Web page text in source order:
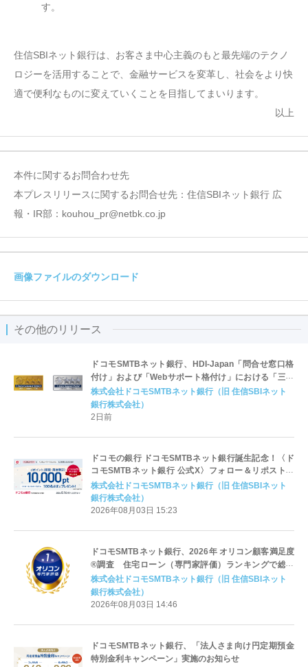
す。
住信SBIネット銀行は、お客さま中心主義のもと最先端のテクノ
ロジーを活用することで、金融サービスを変革し、社会をより快
適で便利なものに変えていくことを目指してまいります。
以上
本件に関するお問合わせ先
本プレスリリースに関するお問合せ先：住信SBIネット銀行 広
報・IR部：kouhou_pr@netbk.co.jp
画像ファイルのダウンロード
その他のリリース
ドコモSMTBネット銀行、HDI-Japan「問合せ窓口格
付け」および「Webサポート格付け」における「三つ
星」獲得のお知らせ
株式会社ドコモSMTBネット銀行（旧 住信SBIネット
銀行株式会社）
2日前
ドコモの銀行 ドコモSMTBネット銀行誕生記念！〈ド
コモSMTBネット銀行 公式X〉フォロー＆リポストキ
ャンペーンを開始
株式会社ドコモSMTBネット銀行（旧 住信SBIネット
銀行株式会社）
2026年08月03日 15:23
ドコモSMTBネット銀行、2026年 オリコン顧客満足度
®調査 住宅ローン（専門家評価）ランキングで総合
第1位を獲得
株式会社ドコモSMTBネット銀行（旧 住信SBIネット
銀行株式会社）
2026年08月03日 14:46
ドコモSMTBネット銀行、「法人さま向け円定期預金
特別金利キャンペーン」実施のお知らせ